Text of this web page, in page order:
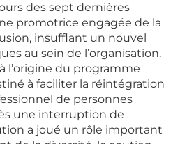
des sept dernières
promotrice engagée de la
insufflant un nouvel
au sein de l’organisation.
l’origine du programme
à faciliter la réintégration
de personnes
une interruption de
a joué un rôle important